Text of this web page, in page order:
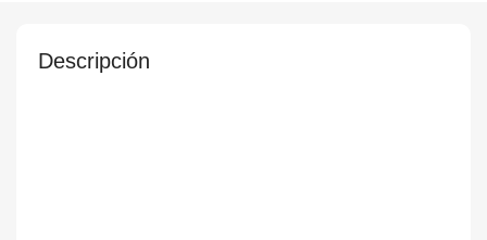
Descripción